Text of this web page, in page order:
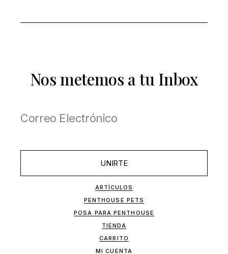
Nos metemos a tu Inbox
UNIRTE
ARTÍCULOS
PENTHOUSE PETS
POSA PARA PENTHOUSE
TIENDA
CARRITO
MI CUENTA